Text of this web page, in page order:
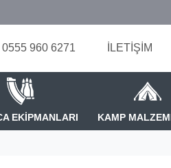
0555 960 6271 İLETİŞİM
EKİPMANLARI KAMP